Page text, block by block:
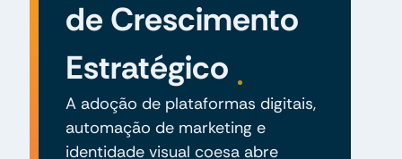
de Crescimento
Estratégico
A adoção de plataformas digitais,
automação de marketing e
identidade visual coesa abre